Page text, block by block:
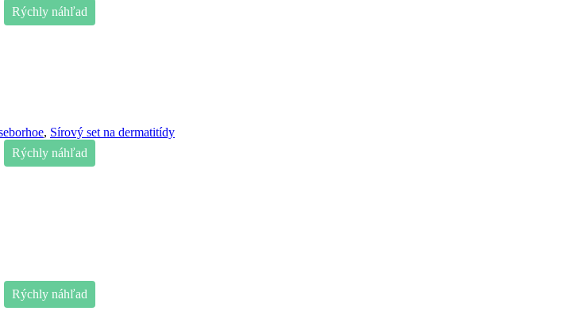
Rýchly náhľad
, Sírový set na dermatitídy
Rýchly náhľad
Rýchly náhľad